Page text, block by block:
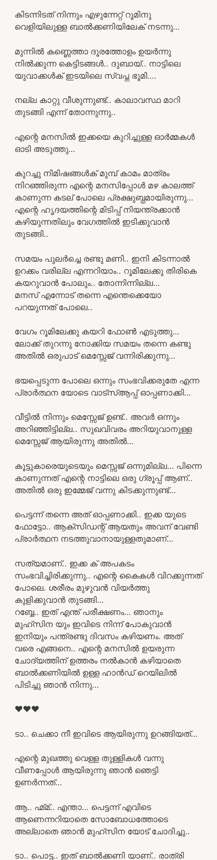
കിടന്നിടത് നിന്നും എഴുന്നേറ്റ് റൂമിനു
വെളിയിലുള്ള ബാൽക്കണിയിലേക് നടന്നു…
മുന്നിൽ കണ്ണെത്താ ദൂരത്തോളം ഉയർന്നു
നിൽക്കുന്ന കെട്ടിടങ്ങൾ.. ദുബായ്.. നാട്ടിലെ
യുവാക്കൾക് ഇടയിലെ സ്വപ്ന ഭൂമി….
നല്ല കാറ്റു വീശുന്നുണ്ട്.. കാലാവസ്ഥ മാറി
തുടങ്ങി എന്ന് തോന്നുന്നു..
എന്റെ മനസിൽ ഇക്കയെ കുറിച്ചുള്ള ഓർമ്മകൾ
ഓടി അടുത്തു…
കുറച്ചു നിമിഷങ്ങൾക് മുമ്പ് കാമം മാത്രം
നിറഞ്ഞിരുന്ന എന്റെ മനസിപ്പോൾ മഴ കാലത്ത്
കാണുന്ന കടല് പോലെ പ്രക്ഷുബ്ധമായിരുന്നു…
എന്റെ ഹൃദയത്തിന്റെ മിടിപ്പ് നിയന്ത്രക്കാൻ
കഴിയുന്നതിലും വേഗത്തിൽ ഇടിക്കുവാൻ
തുടങ്ങി..
സമയം പുലർച്ചെ രണ്ടു മണി.. ഇനി കിടന്നാൽ
ഉറക്കം വരില്ല എന്നറിയാം.. റൂമിലേക്കു തിരികെ
കയറുവാൻ പോലും.. തോന്നിന്നില്ല…
മനസ് എന്നോട് തന്നെ എന്തെക്കെയോ
പറയുന്നത് പോലെ..
വേഗം റൂമിലേക്കു കയറി ഫോൺ എടുത്തു…
ലോക്ക് തുറന്നു നോക്കിയ സമയം തന്നെ കണ്ടു
അതിൽ ഒരുപാട് മെസ്സേജ് വന്നിരിക്കുന്നു…
ഭയപ്പെടുന്ന പോലെ ഒന്നും സംഭവിക്കരുതേ എന്ന
പ്രാർത്ഥന യോടെ വാട്സ്ആപ്പ് ഓപ്പണാക്കി…
വീട്ടിൽ നിന്നും മെസ്സേജ് ഉണ്ട്.. അവർ ഒന്നും
അറിഞ്ഞിട്ടില്ല.. സുഖവിവരം അറിയുവാനുള്ള
മെസ്സേജ് ആയിരുന്നു അതിൽ…
കൂട്ടുകാരെയുടെയും മെസ്സജ് ഒന്നുമില്ല… പിന്നെ
കാണുന്നത് എന്റെ നാട്ടിലെ ഒരു ഗ്രൂപ്പ്‌ ആണ്..
അതിൽ ഒരു ഇമ്മേജ് വന്നു കിടക്കുന്നുണ്ട്…
പെട്ടന്ന് തന്നെ അത് ഓപ്പണാക്കി.. ഇക്ക യുടെ
ഫോട്ടോ.. ആക്‌സിഡന്റ് ആയതും അവന് വേണ്ടി
പ്രാർത്ഥന നടത്തുവാനായുള്ളതുമാണ്…
സത്യമാണ്.. ഇക്ക ക് അപകടം
സംഭവിച്ചിരിക്കുന്നു.. എന്റെ കൈകൾ വിറക്കുന്നത്
പോലെ. ശരീരം മുഴുവൻ വിയർത്തു
കുളിക്കുവാൻ തുടങ്ങി…
റബ്ബേ.. ഇത് എന്ത് പരീക്ഷണം… ഞാനും
മുഹ്സിന യും ഇവിടെ നിന്ന് പോകുവാൻ
ഇനിയും പന്ത്രണ്ടു ദിവസം കഴിയണം. അത്
വരെ എങ്ങനെ.. എന്റെ മനസിൽ ഉയരുന്ന
ചോദ്യത്തിന് ഉത്തരം നൽകാൻ കഴിയാതെ
ബാൽക്കണിയിൽ ഉള്ള ഹാൻഡ് റെയിലിൽ
പിടിച്ചു ഞാൻ നിന്നു…
❤❤❤
ടാ.. ചെക്കാ നീ ഇവിടെ ആയിരുന്നു ഉറങ്ങിയത്…
എന്റെ മുഖത്തു വെള്ള തുള്ളികൾ വന്നു
വീണപ്പോൾ ആയിരുന്നു ഞാൻ ഞെട്ടി
ഉണർന്നത്…
ആ.. ഹ്മ്മ്.. എന്താ… പെട്ടന്ന് എവിടെ
ആണെന്നറിയാതെ സോബോധത്തോടെ
അല്ലാതെ ഞാൻ മുഹ്സിന യോട് ചോദിച്ചു..
ടാ.. പൊട്ട.. ഇത് ബാൽക്കണി യാണ്.. രാത്രി